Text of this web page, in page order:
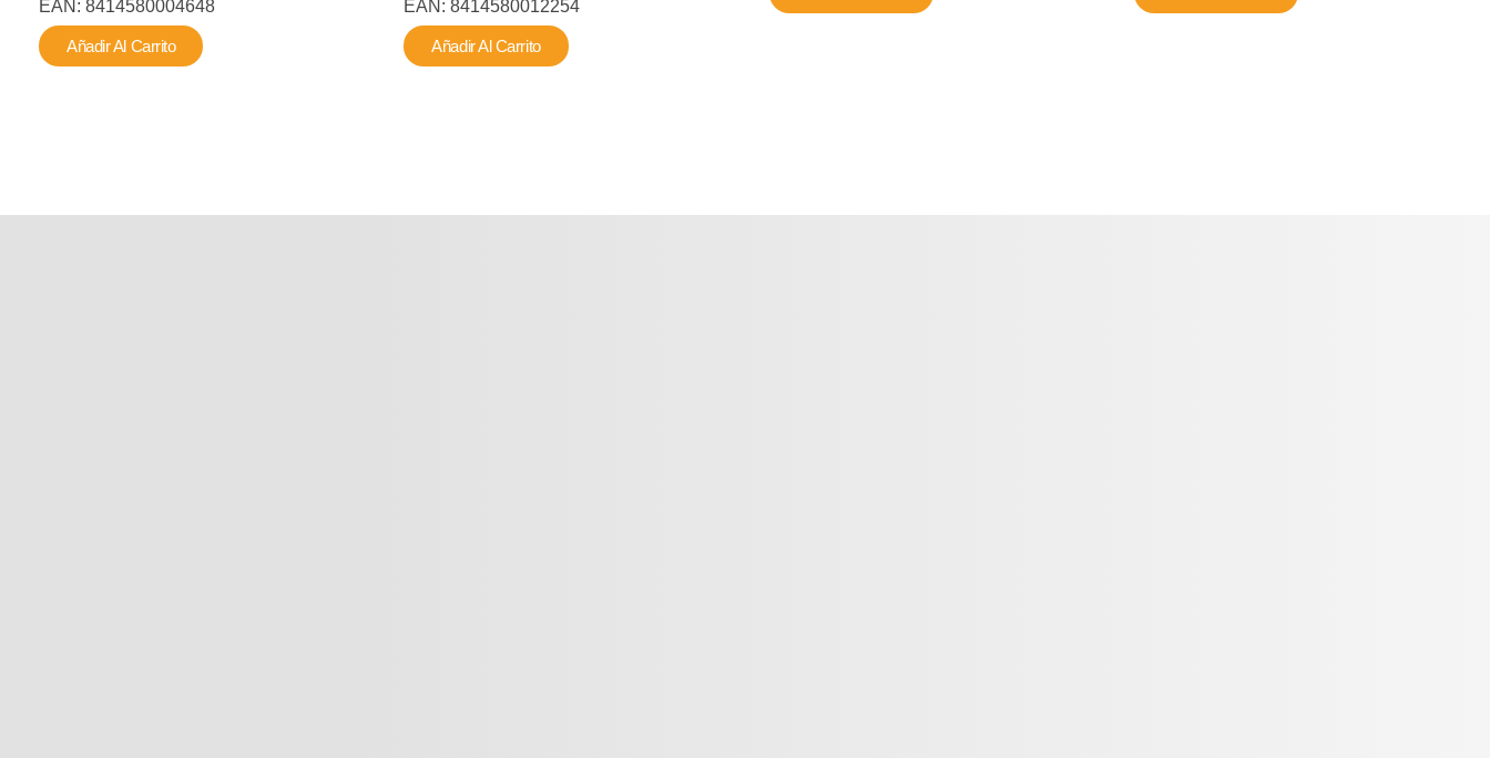
EAN: 8414580004648
Añadir Al Carrito
EAN:8414580012254
Añadir Al Carrito